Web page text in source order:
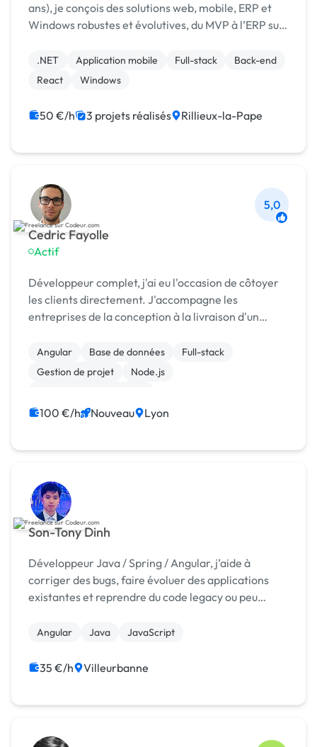
ans), je conçois des solutions web, mobile, ERP et
Windows robustes et évolutives, du MVP à l’ERP sur
.NET Application mobile Full-stack
Back-end
React
Windows
50 €/h 3 projets réalisés Rillieux-la-Pape
Cedric Fayolle
Actif
5,0
Développeur complet, j'ai eu l'occasion de côtoyer
les clients directement. J'accompagne les
entreprises de la conception à la livraison d'un
Angular Base de données
Full-stack
Gestion de projet
Node.js
Développement spécifique
100 €/h Nouveau Lyon
Son-Tony Dinh
Développeur Java / Spring / Angular, j’aide à
corriger des bugs, faire évoluer des applications
existantes et reprendre du code legacy ou peu
résultat.
Angular Java JavaScript
35 €/h Villeurbanne